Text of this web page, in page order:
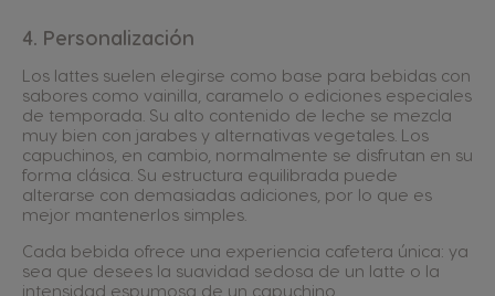
4. Personalización
Los lattes suelen elegirse como base para bebidas con
sabores como vainilla, caramelo o ediciones especiales
de temporada. Su alto contenido de leche se mezcla
muy bien con jarabes y alternativas vegetales. Los
capuchinos, en cambio, normalmente se disfrutan en su
forma clásica. Su estructura equilibrada puede
alterarse con demasiadas adiciones, por lo que es
mejor mantenerlos simples.
Cada bebida ofrece una experiencia cafetera única: ya
sea que desees la suavidad sedosa de un latte o la
intensidad espumosa de un capuchino.